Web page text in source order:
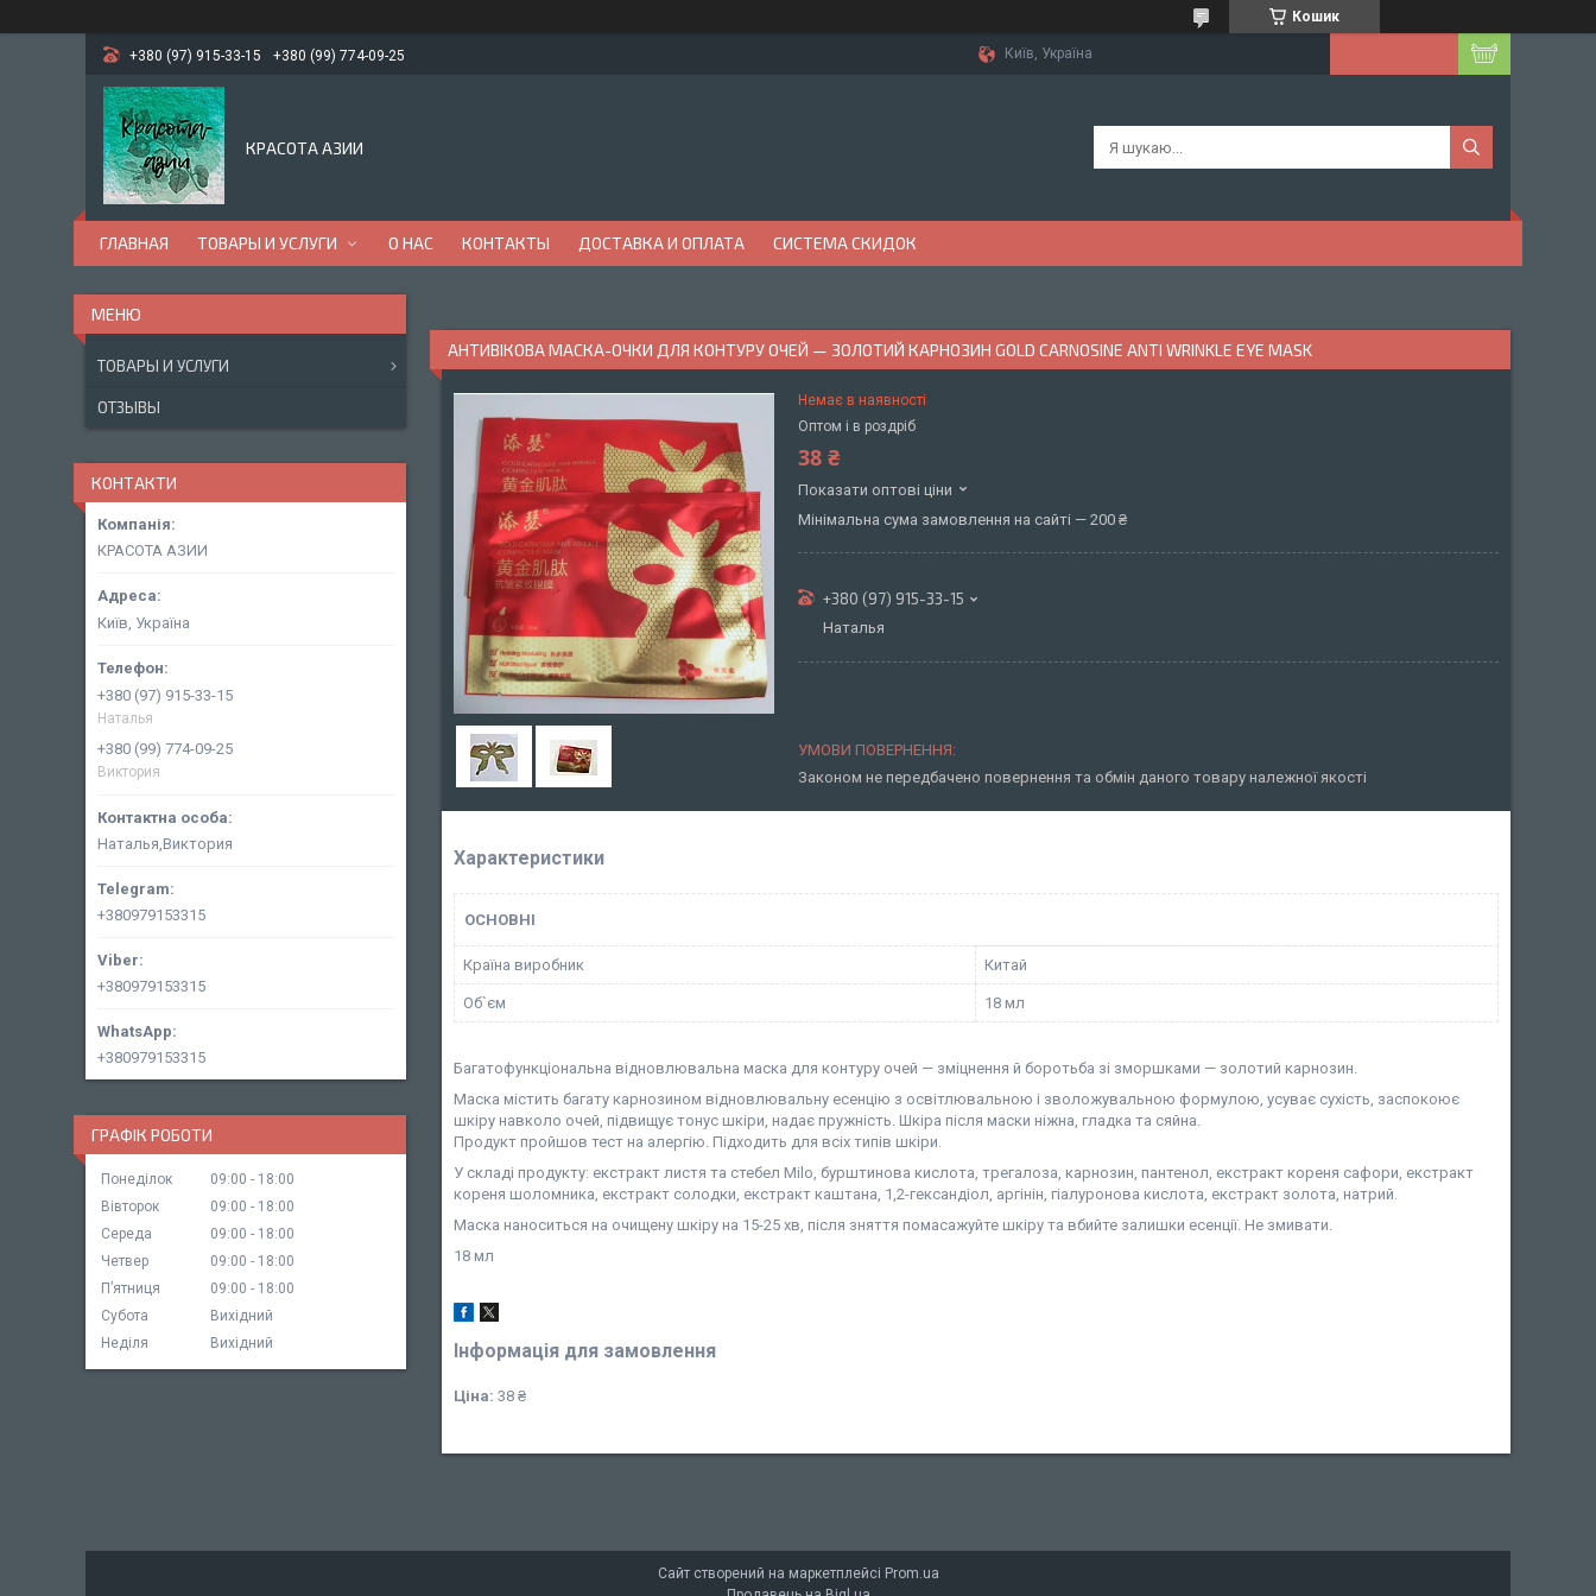
Кошик
+380 (97) 915-33-15 +380 (99) 774-09-25 Київ, Україна
КРАСОТА АЗИИ
ГЛАВНАЯ ТОВАРЫ И УСЛУГИ О НАС КОНТАКТЫ ДОСТАВКА И ОПЛАТА СИСТЕМА СКИДОК
АНТИВІКОВА МАСКА-ОЧКИ ДЛЯ КОНТУРУ ОЧЕЙ — ЗОЛОТИЙ КАРНОЗИН GOLD CARNOSINE ANTI WRINKLE EYE MASK
Немає в наявності
Оптом і в роздріб
38 ₴
Показати оптові ціни
Мінімальна сума замовлення на сайті — 200 ₴
+380 (97) 915-33-15
Наталья
Законом не передбачено повернення та обмін даного товару належної якості
Характеристики
ОСНОВНІ
Країна виробник Китай
Об`єм 18 мл
Багатофункціональна відновлювальна маска для контуру очей — зміцнення й боротьба зі зморшками — золотий карнозин.
Маска містить багату карнозином відновлювальну есенцію з освітлювальною і зволожувальною формулою, усуває сухість, заспокоює
шкіру навколо очей, підвищує тонус шкіри, надає пружність. Шкіра після маски ніжна, гладка та сяйна.
Продукт пройшов тест на алергію. Підходить для всіх типів шкіри.
У складі продукту: екстракт листя та стебел Milo, бурштинова кислота, трегалоза, карнозин, пантенол, екстракт кореня сафори, екстракт
кореня шоломника, екстракт солодки, екстракт каштана, 1,2-гександіол, аргінін, гіалуронова кислота, екстракт золота, натрий.
Маска наноситься на очищену шкіру на 15-25 хв, після зняття помасажуйте шкіру та вбийте залишки есенції. Не змивати.
18 мл
Інформація для замовлення
Ціна: 38 ₴
ТОВАРЫ И УСЛУГИ
ОТЗЫВЫ
КОНТАКТИ
КРАСОТА АЗИИ
Київ, Україна
+380 (97) 915-33-15
Наталья
+380 (99) 774-09-25
Виктория
Наталья,Виктория
+380979153315
+380979153315
+380979153315
ГРАФІК РОБОТИ
Понеділок 09:00
18:00
Вівторок
09:00
18:00
Середа
09:00
18:00
Четвер
09:00
18:00
Пʼятниця
09:00
18:00
Субота
Вихідний
Неділя
Вихідний
Сайт створений на маркетплейсі Prom.ua